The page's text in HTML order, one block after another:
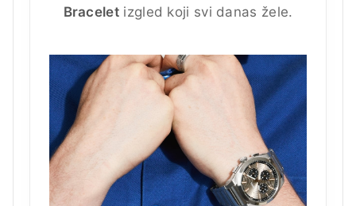
Bracelet izgled koji svi danas žele.